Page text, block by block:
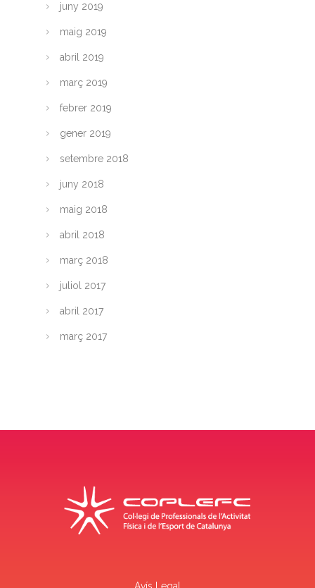
juny 2019
maig 2019
abril 2019
març 2019
febrer 2019
gener 2019
setembre 2018
juny 2018
maig 2018
abril 2018
març 2018
juliol 2017
abril 2017
març 2017